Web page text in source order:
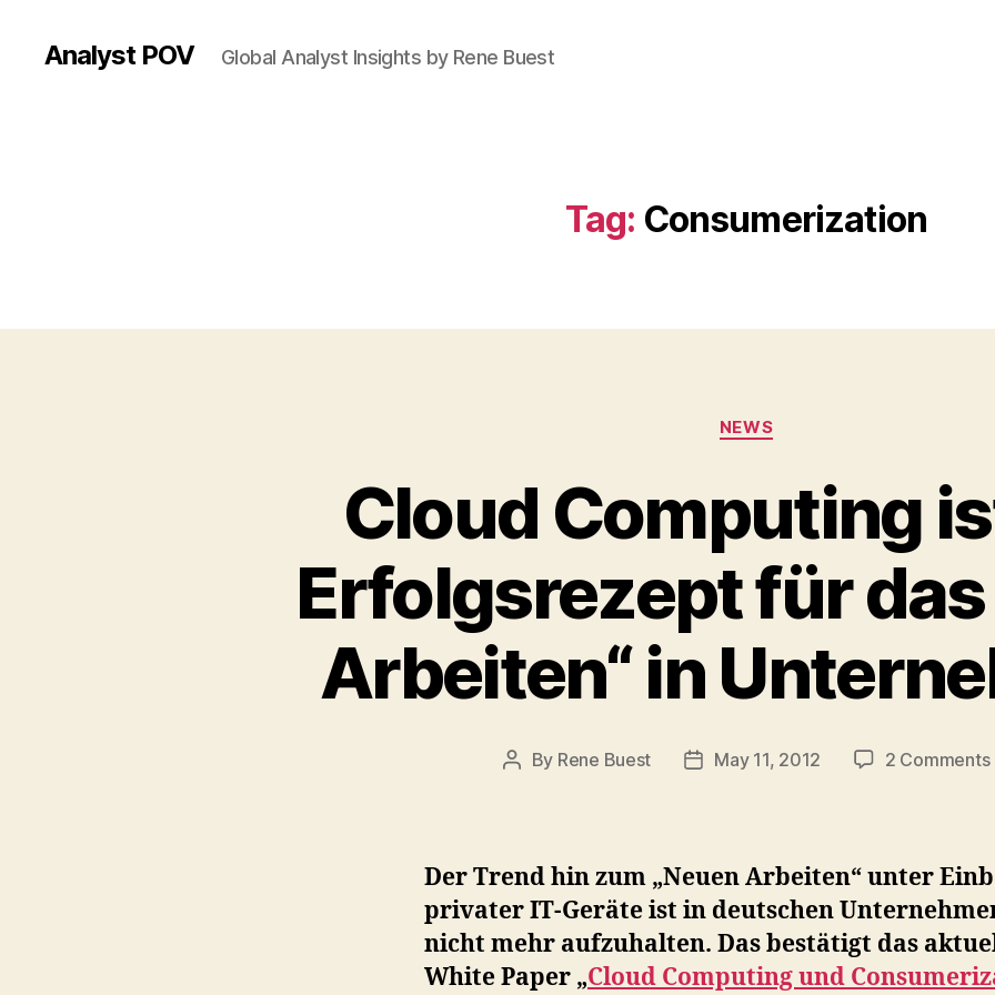
Analyst POV Global Analyst Insights by Rene Buest
Tag: Consumerization
Categories
NEWS
Cloud Computing
Erfolgsrezept für das
Arbeiten“ in
Post
By Rene Buest
PostMay 11, 2012 2 Comments
Der Trend hin zum „Neuen Arbeiten“ unter
privater IT-Geräte ist in deutschen
nicht mehr aufzuhalten. Das bestätigt das
White Paper „Cloud Computing und